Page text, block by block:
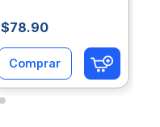
$78.90
Comprar